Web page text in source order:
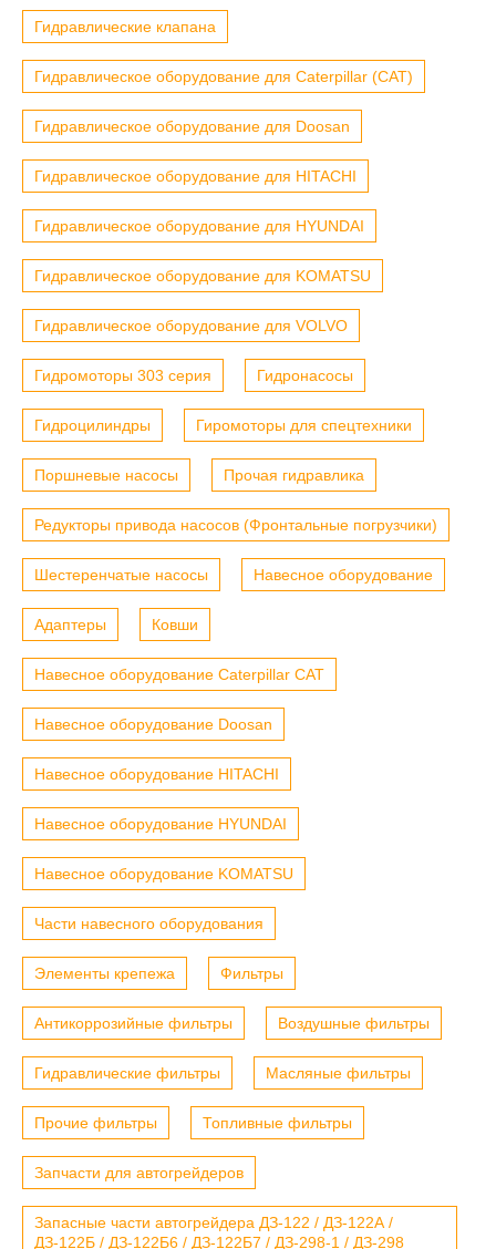
Гидравлические клапана
Гидравлическое оборудование для Caterpillar (CAT)
Гидравлическое оборудование для Doosan
Гидравлическое оборудование для HITACHI
Гидравлическое оборудование для HYUNDAI
Гидравлическое оборудование для KOMATSU
Гидравлическое оборудование для VOLVO
Гидромоторы 303 серия Гидронасосы
Гидроцилиндры Гиромоторы для спецтехники
Поршневые насосы Прочая гидравлика
Редукторы привода насосов (Фронтальные погрузчики)
Шестеренчатые насосы Навесное оборудование
Адаптеры Ковши
Навесное оборудование Caterpillar CAT
Навесное оборудование Doosan
Навесное оборудование HITACHI
Навесное оборудование HYUNDAI
Навесное оборудование KOMATSU
Части навесного оборудования
Элементы крепежа Фильтры
Антикоррозийные фильтры Воздушные фильтры
Гидравлические фильтры Масляные фильтры
Прочие фильтры Топливные фильтры
Запчасти для автогрейдеров
Запасные части автогрейдера ДЗ-122 / ДЗ-122А /
ДЗ-122Б / ДЗ-122Б6 / ДЗ-122Б7 / ДЗ-298-1 / ДЗ-298